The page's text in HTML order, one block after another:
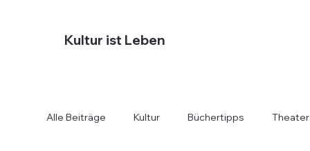
Kultur ist Leben
Alle Beiträge Kultur Büchertipps Theater